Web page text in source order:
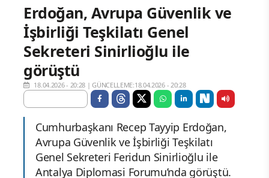
Erdoğan, Avrupa Güvenlik ve
İşbirliği Teşkilatı Genel
Sekreteri Sinirlioğlu ile
görüştü
18.04.2026 - 20:28 |GÜNCELLEME:18.04.2026 - 20:28
Cumhurbaşkanı Recep Tayyip Erdoğan,
Avrupa Güvenlik ve İşbirliği Teşkilatı
Genel Sekreteri Feridun Sinirlioğlu ile
Antalya Diplomasi Forumu’nda görüştü.